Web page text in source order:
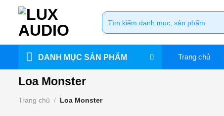
dung
Tìm
kiếm:
DANH MỤC SẢN PHẨM Trang chủ
Loa Monster
Trang chủ / Loa Monster